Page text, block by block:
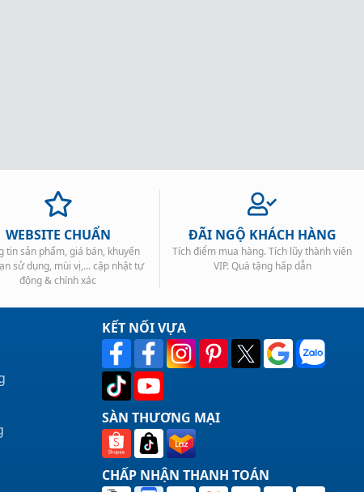
WEBSITE CHUẨN
tin sản phẩm, giá bán, khuyến
sử dụng, mùi vị,... cập nhật tự
động & chính xác
ĐÃI NGỘ KHÁCH HÀNG
Tích điểm mua hàng. Tích lũy thành viên
VIP. Quà tặng hấp dẫn
KẾT NỐI VỰA
SÀN THƯƠNG MẠI
CHẤP NHẬN THANH TOÁN